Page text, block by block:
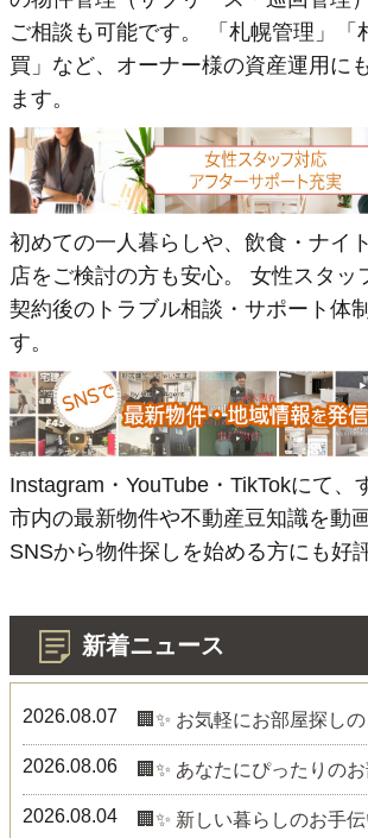
ご相談も可能です。 「札幌管理」「
買」など、オーナー様の資産運用に
ます。
初めての一人暮らしや、飲食・ナイ
店をご検討の方も安心。 女性スタッ
契約後のトラブル相談・サポート体
す。
Instagram・YouTube・TikTokにて、
市内の最新物件や不動産豆知識を動
SNSから物件探しを始める方にも好
新着ニュース
2026.08.07
2026.08.06
2026.08.04